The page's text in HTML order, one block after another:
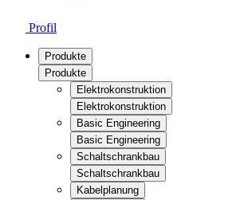
Profil
Produkte
Produkte
Elektrokonstruktion
Elektrokonstruktion
Basic Engineering
Basic Engineering
Schaltschrankbau
Schaltschrankbau
Kabelplanung